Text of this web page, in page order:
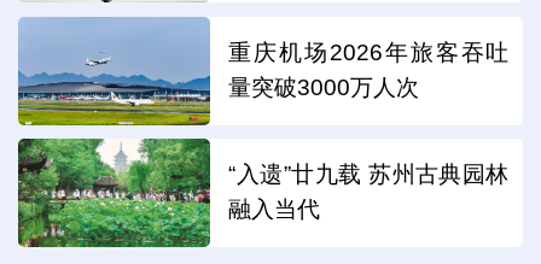
重庆机场2026年旅客吞吐
量突破3000万人次
“入遗”廿九载 苏州古典园林
融入当代